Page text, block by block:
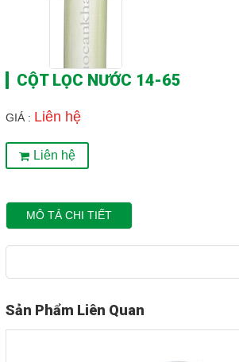
CỘT LỌC NƯỚC 14-65
GIÁ : Liên hệ
Liên hệ
MÔ TẢ CHI TIẾT
Sản Phẩm Liên Quan